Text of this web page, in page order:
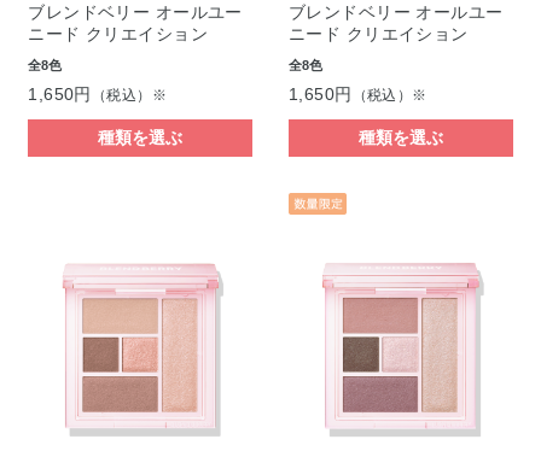
ブレンドベリー オールユー
ニード クリエイション
全8色
1,650円 （税込）※
種類を選ぶ
ブレンドベリー オールユー
ニード クリエイション
全8色
1,650円 （税込）※
種類を選ぶ